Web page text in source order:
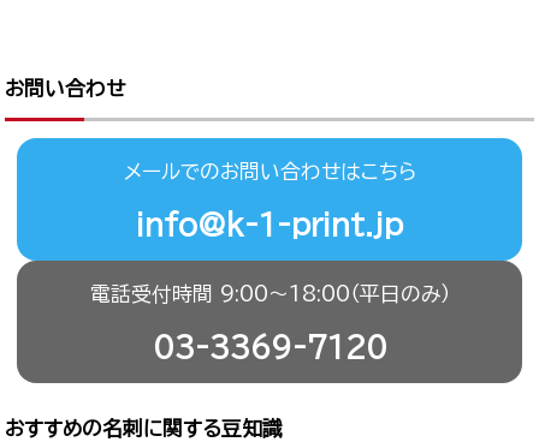
お問い合わせ
メールでのお問い合わせはこちら
info@k-1-print.jp
電話受付時間 9:00〜18:00（平日のみ）
03-3369-7120
おすすめの名刺に関する豆知識